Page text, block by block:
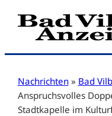
Zum
Inhalt
Nachrichten » Bad
Anspruchsvolles
Stadtkapelle im